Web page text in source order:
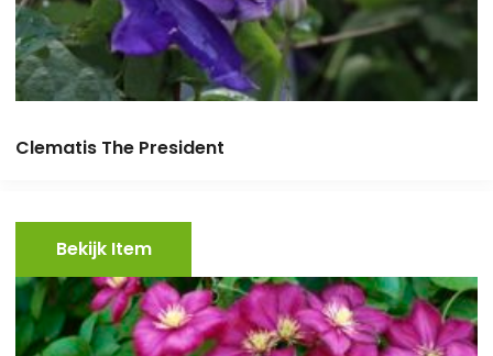
Clematis The President
Bekijk Item